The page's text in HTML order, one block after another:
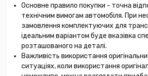
Основне правило покупки - точна
технічним вимогам автомобіля. При
замовлення комплектуючих для
ідеальним варіантом буде вказівка
розташованого на деталі.
Важливість використання
ситуаціях, коли використання